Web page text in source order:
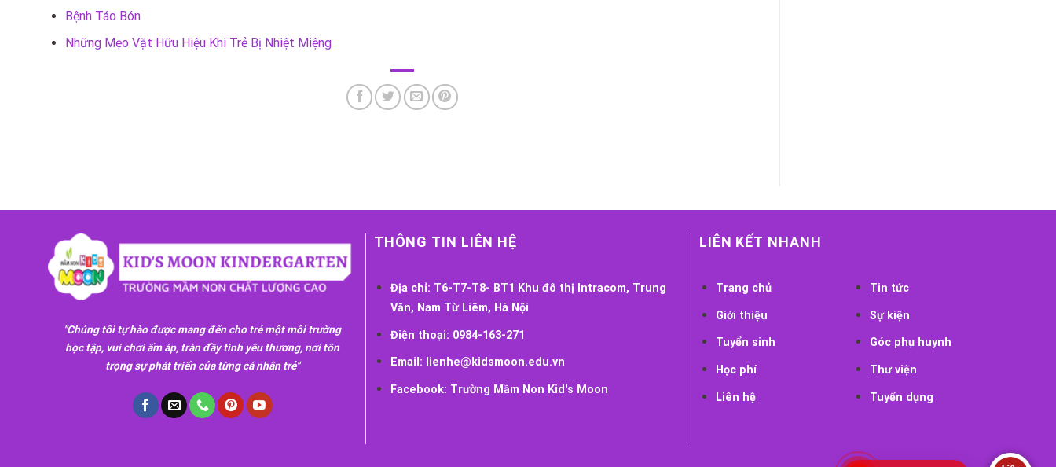
Bệnh Táo Bón
Những Mẹo Vặt Hữu Hiệu Khi Trẻ Bị Nhiệt Miệng
"Chúng tôi tự hào được mang đến cho trẻ một môi trường
học tập, vui chơi ấm áp, tràn đầy tình yêu thương, nơi tôn
trọng sự phát triển của từng cá nhân trẻ"
THÔNG TIN LIÊN HỆ
Địa chỉ: T6-T7-T8- BT1 Khu đô thị Intracom, Trung
Văn, Nam Từ Liêm, Hà Nội
Điện thoại: 0984-163-271
Email: lienhe@kidsmoon.edu.vn
Facebook: Trường Mầm Non Kid's Moon
LIÊN KẾT NHANH
Trang chủ
Giới thiệu
Tuyển sinh
Học phí
Liên hệ
Tin tức
Sự kiện
Góc phụ huynh
Thư viện
Tuyển dụng